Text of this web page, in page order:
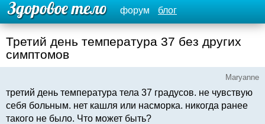
форум блог
Третий день температура 37 без других
симптомов
Maryanne
третий день температура тела 37 градусов. не чувствую
себя больным. нет кашля или насморка. никогда ранее
такого не было. Что может быть?